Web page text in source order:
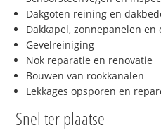
Dakgoten reining en
Dakkapel, zonnepanelen
Gevelreiniging
Nok reparatie en renovatie
Bouwen van rookkanalen
Lekkages opsporen en
Snel ter plaatse